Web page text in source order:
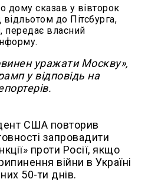
дому сказав у вівторок
до Пітсбурга,
передає власний
уражати Москву»,
у відповідь на
США повторив
запровадити
проти Росії, якщо
війни в Україні
50-ти днів.